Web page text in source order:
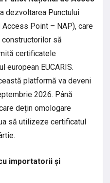
dezvoltarea Punctului
Point – NAP), care
să
certificatele
european EUCARIS.
platformă va deveni
2026. Până
dețin omologare
să utilizeze certificatul
importatorii și